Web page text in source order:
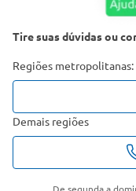
Tire suas dúvidas ou
Regiões metropolitanas:
Demais regiões
De segunda a